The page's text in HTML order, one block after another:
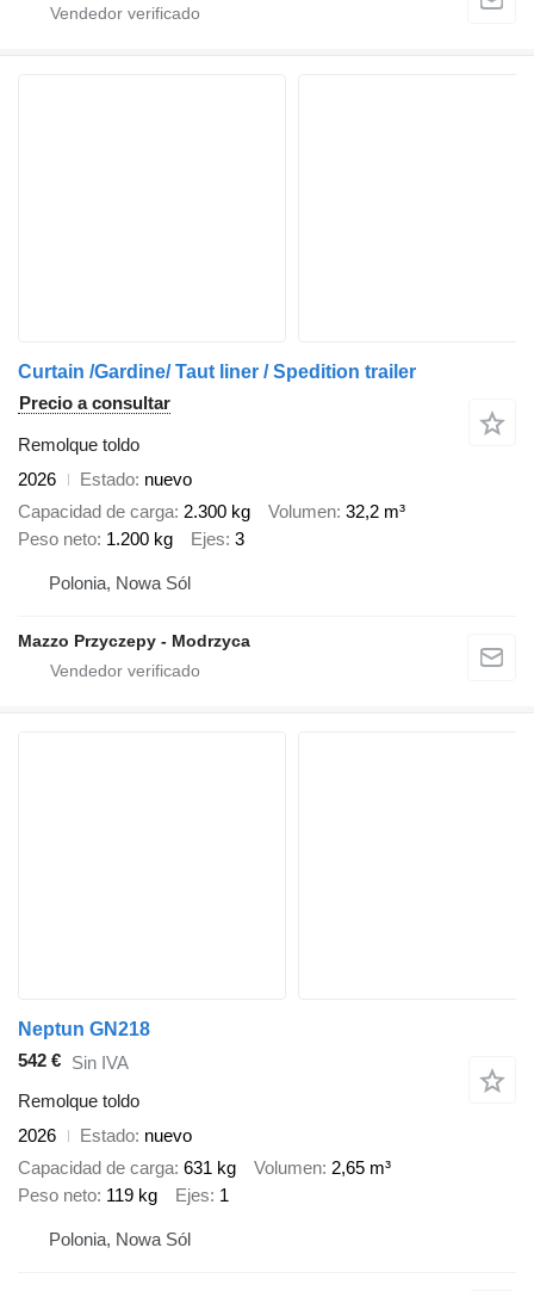
Curtain /Gardine/ Taut liner / Spedition trailer
Precio a consultar
Remolque toldo
2026
Estado nuevo
Capacidad de carga 2.300 kg Volumen 32,2 m³
Peso neto 1.200 kg Ejes 3
Polonia, Nowa Sól
Mazzo Przyczepy - Modrzyca
Neptun GN218
542 € Sin IVA
Remolque toldo
2026
Estado nuevo
Capacidad de carga 631 kg Volumen 2,65 m³
Peso neto 119 kg Ejes 1
Polonia, Nowa Sól